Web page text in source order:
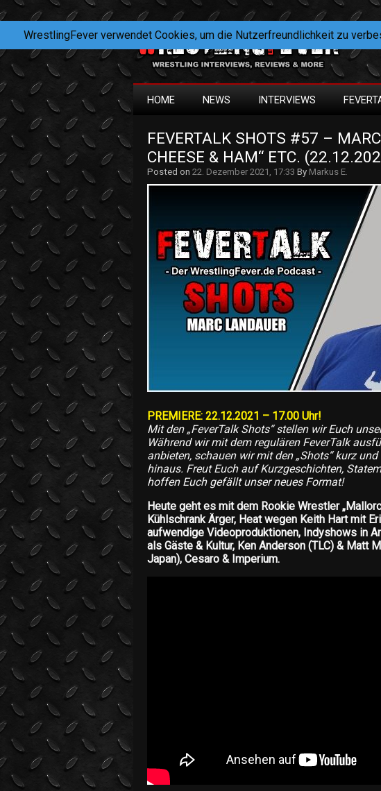
HOME NEWS INTERVIEWS
FEVERTALK SHOTS #57 –
CHEESE & HAM“ ETC.
Posted on 22. Dezember 2021, 17:33 By Markus E.
PREMIERE: 22.12.2021 – 17.00 Uhr!
Mit den „FeverTalk Shots“ stellen wir Euch
Während wir mit dem regulären FeverTalk
anbieten, schauen wir mit den „Shots“ kurz
hinaus. Freut Euch auf Kurzgeschichten,
hoffen Euch gefällt unser neues Format!
Heute geht es mit dem Rookie Wrestler
Kühlschrank Ärger, Heat wegen Keith Hart mit
aufwendige Videoproduktionen, Indyshows in
als Gäste & Kultur, Ken Anderson (TLC) & Matt
Japan), Cesaro & Imperium.
WrestlingFever verwendet Cookies, um die Nutzerfreundlichkeit zu